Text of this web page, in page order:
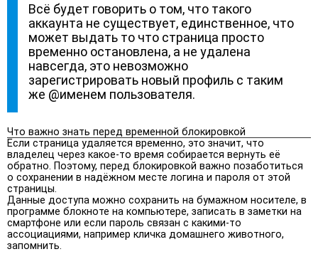
Всё будет говорить о том, что такого
аккаунта не существует, единственное, что
может выдать то что страница просто
временно остановлена, а не удалена
навсегда, это невозможно
зарегистрировать новый профиль с таким
же @именем пользователя.
Что важно знать перед временной блокировкой
Если страница удаляется временно, это значит, что
владелец через какое-то время собирается вернуть её
обратно. Поэтому, перед блокировкой важно позаботиться
о сохранении в надёжном месте логина и пароля от этой
страницы.
Данные доступа можно сохранить на бумажном носителе, в
программе блокноте на компьютере, записать в заметки на
смартфоне или если пароль связан с какими-то
ассоциациями, например кличка домашнего животного,
запомнить.